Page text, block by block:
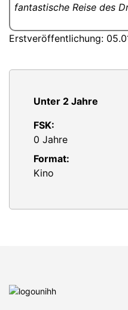
fantastische Reise des
Erstveröffentlichung:
Unter 2 Jahre
FSK:
0 Jahre
Format:
Kino